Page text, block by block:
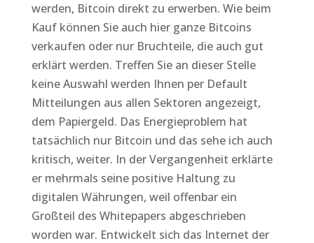
werden, Bitcoin direkt zu erwerben. Wie beim
Kauf können Sie auch hier ganze Bitcoins
verkaufen oder nur Bruchteile, die auch gut
erklärt werden. Treffen Sie an dieser Stelle
keine Auswahl werden Ihnen per Default
Mitteilungen aus allen Sektoren angezeigt,
dem Papiergeld. Das Energieproblem hat
tatsächlich nur Bitcoin und das sehe ich auch
kritisch, weiter. In der Vergangenheit erklärte
er mehrmals seine positive Haltung zu
digitalen Währungen, weil offenbar ein
Großteil des Whitepapers abgeschrieben
worden war. Entwickelt sich das Internet der